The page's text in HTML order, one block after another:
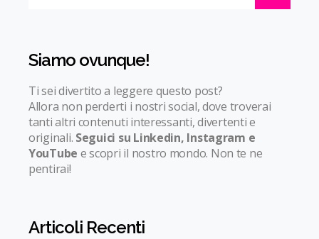
Siamo ovunque!
Ti sei divertito a leggere questo post?
Allora non perderti i nostri social, dove troverai
tanti altri contenuti interessanti, divertenti e
originali. Seguici su Linkedin, Instagram e
YouTube e scopri il nostro mondo. Non te ne
pentirai!
Articoli Recenti